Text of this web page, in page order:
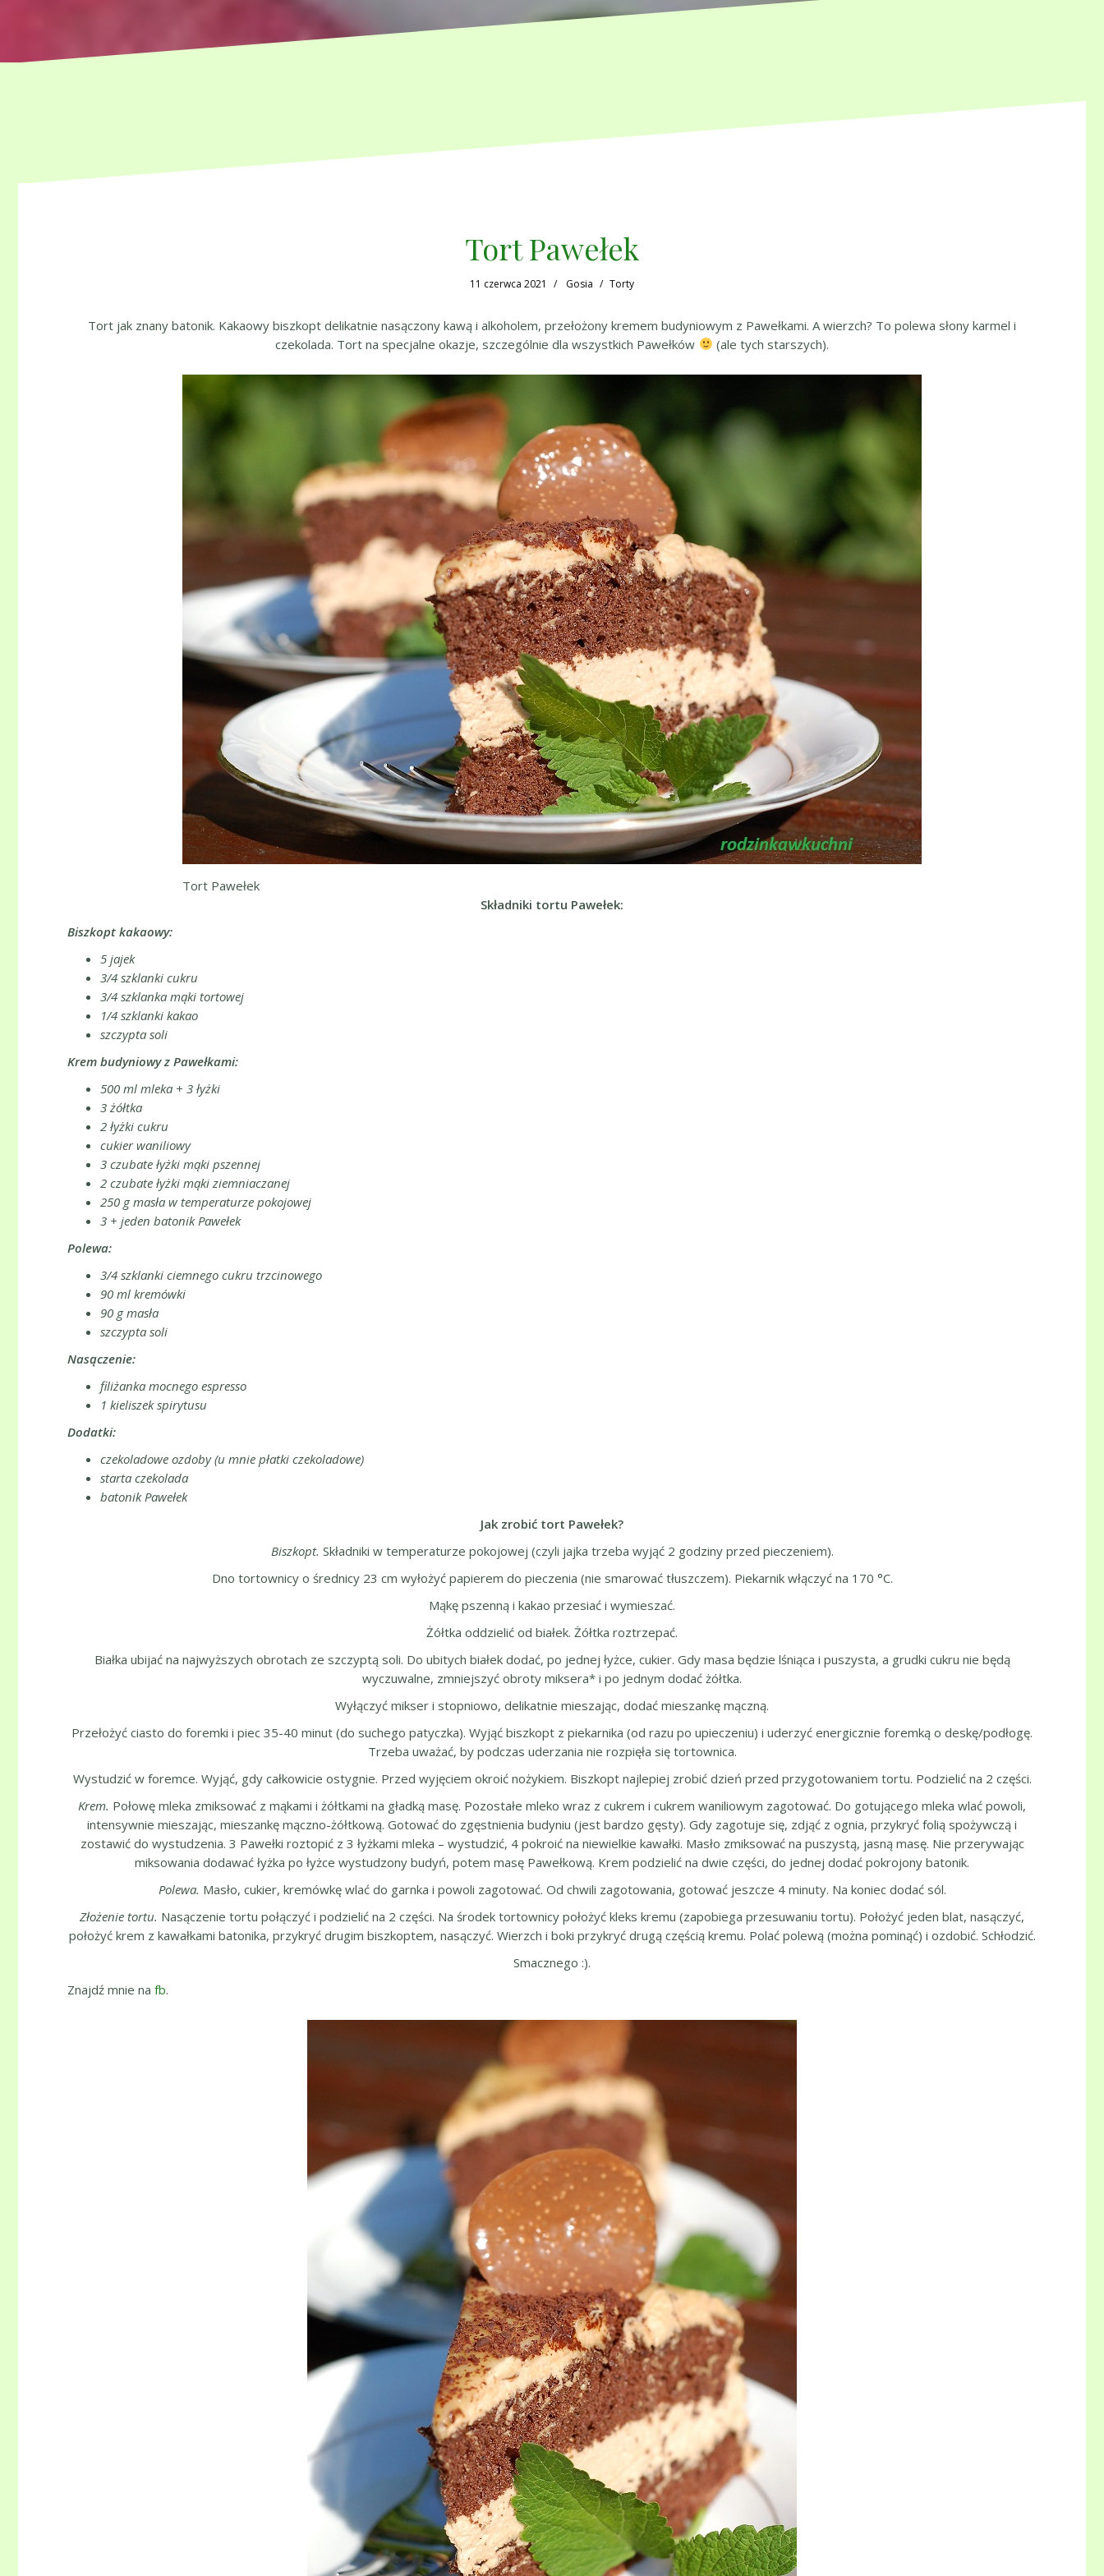
Tort Pawełek
11 czerwca 2021 Gosia Torty
Tort jak znany batonik. Kakaowy biszkopt delikatnie nasączony kawą i alkoholem, przełożony kremem budyniowym z Pawełkami. A wierzch? To polewa słony karmel i
czekolada. Tort na specjalne okazje, szczególnie dla wszystkich Pawełków
(ale tych starszych).
Tort Pawełek
Składniki tortu Pawełek:
Biszkopt kakaowy:
5 jajek
3/4 szklanki cukru
3/4 szklanka mąki tortowej
1/4 szklanki kakao
szczypta soli
Krem budyniowy z Pawełkami:
500 ml mleka + 3 łyżki
3 żółtka
2 łyżki cukru
cukier waniliowy
3 czubate łyżki mąki pszennej
2 czubate łyżki mąki ziemniaczanej
250 g masła w temperaturze pokojowej
3 + jeden batonik Pawełek
Polewa:
3/4 szklanki ciemnego cukru trzcinowego
90 ml kremówki
90 g masła
szczypta soli
Nasączenie:
filiżanka mocnego espresso
1 kieliszek spirytusu
Dodatki:
czekoladowe ozdoby (u mnie płatki czekoladowe)
starta czekolada
batonik Pawełek
Jak zrobić tort Pawełek?
Biszkopt. Składniki w temperaturze pokojowej (czyli jajka trzeba wyjąć 2 godziny przed pieczeniem).
Dno tortownicy o średnicy 23 cm wyłożyć papierem do pieczenia (nie smarować tłuszczem). Piekarnik włączyć na 170 °C.
Mąkę pszenną i kakao przesiać i wymieszać.
Żółtka oddzielić od białek. Żółtka roztrzepać.
Białka ubijać na najwyższych obrotach ze szczyptą soli. Do ubitych białek dodać, po jednej łyżce, cukier. Gdy masa będzie lśniąca i puszysta, a grudki cukru nie będą
wyczuwalne, zmniejszyć obroty miksera* i po jednym dodać żółtka.
Wyłączyć mikser i stopniowo, delikatnie mieszając, dodać mieszankę mączną.
Przełożyć ciasto do foremki i piec 35-40 minut (do suchego patyczka). Wyjąć biszkopt z piekarnika (od razu po upieczeniu) i uderzyć energicznie foremką o deskę/podłogę.
Trzeba uważać, by podczas uderzania nie rozpięła się tortownica.
Wystudzić w foremce. Wyjąć, gdy całkowicie ostygnie. Przed wyjęciem okroić nożykiem. Biszkopt najlepiej zrobić dzień przed przygotowaniem tortu. Podzielić na 2 części.
Krem. Połowę mleka zmiksować z mąkami i żółtkami na gładką masę. Pozostałe mleko wraz z cukrem i cukrem waniliowym zagotować. Do gotującego mleka wlać powoli,
intensywnie mieszając, mieszankę mączno-żółtkową. Gotować do zgęstnienia budyniu (jest bardzo gęsty). Gdy zagotuje się, zdjąć z ognia, przykryć folią spożywczą i
zostawić do wystudzenia. 3 Pawełki roztopić z 3 łyżkami mleka – wystudzić, 4 pokroić na niewielkie kawałki. Masło zmiksować na puszystą, jasną masę. Nie przerywając
miksowania dodawać łyżka po łyżce wystudzony budyń, potem masę Pawełkową. Krem podzielić na dwie części, do jednej dodać pokrojony batonik.
Polewa. Masło, cukier, kremówkę wlać do garnka i powoli zagotować. Od chwili zagotowania, gotować jeszcze 4 minuty. Na koniec dodać sól.
Złożenie tortu. Nasączenie tortu połączyć i podzielić na 2 części. Na środek tortownicy położyć kleks kremu (zapobiega przesuwaniu tortu). Położyć jeden blat, nasączyć,
położyć krem z kawałkami batonika, przykryć drugim biszkoptem, nasączyć. Wierzch i boki przykryć drugą częścią kremu. Polać polewą (można pominąć) i ozdobić. Schłodzić.
Smacznego :).
Znajdź mnie na fb.